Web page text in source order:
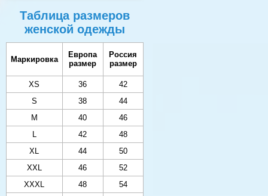
Таблица размеров
женской одежды
Маркировка
Европа
размер
Россия
размер
XS 36
42
S
38
44
M
40
46
L
42
48
XL
44
50
XXL
46
52
XXXL
48
54